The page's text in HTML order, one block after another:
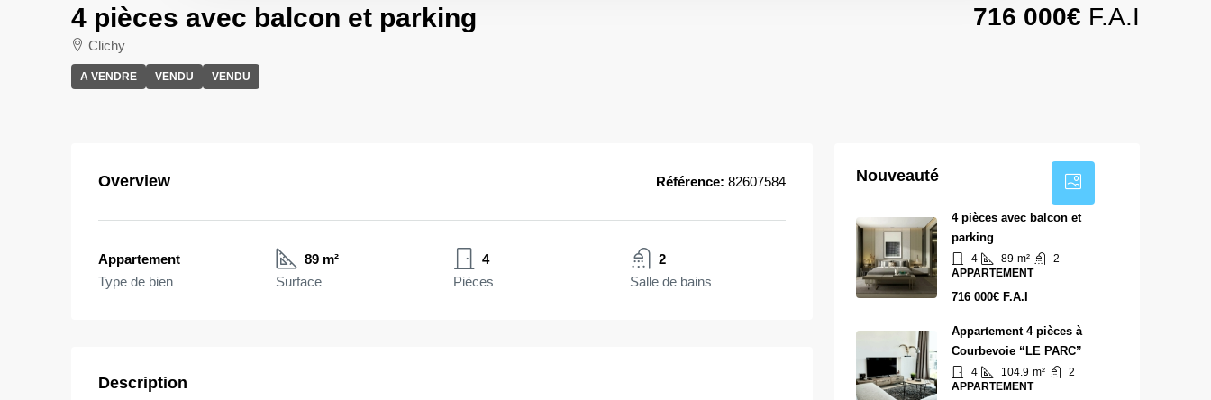
4 pièces avec balcon et parking
Clichy
A VENDRE VENDU VENDU
716 000€ F.A.I
Overview Référence: 82607584
Appartement
Type de bien
89 m²
Surface
4
Pièces
2
Salle de bains
Description
Nouveauté
4 pièces avec balcon et
parking
4 89 m²
2
APPARTEMENT
716 000€ F.A.I
Appartement 4 pièces à
Courbevoie “LE PARC”
4 104.9 m²
2
APPARTEMENT